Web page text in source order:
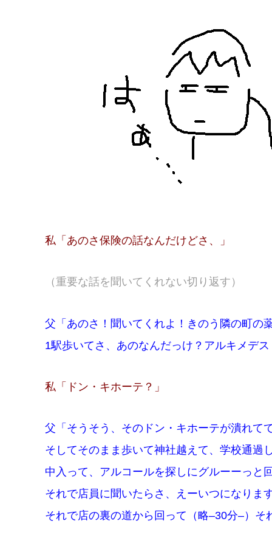
私「あのさ保険の話なんだけどさ、」
（重要な話を聞いてくれない切り返す）
父「あのさ！聞いてくれよ！きのう隣の町の
1駅歩いてさ、あのなんだっけ？アルキメデ
私「ドン・キホーテ？」
父「そうそう、そのドン・キホーテが潰れて
そしてそのまま歩いて神社越えて、学校通過
中入って、アルコールを探しにグルーーっと
それで店員に聞いたらさ、えーいつになりま
それで店の裏の道から回って（略–30分–）そ